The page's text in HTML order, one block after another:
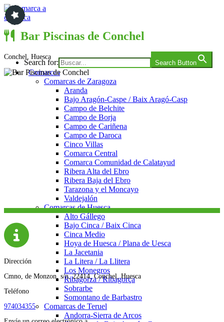
Saltar
al
contenido
Comarca a comarca
Search for: Search Button
Comarcas
Comarcas de Zaragoza
Aranda
Bajo Aragón-Caspe / Baix Aragó-Casp
Campo de Belchite
Campo de Borja
Campo de Cariñena
Campo de Daroca
Cinco Villas
Comarca Central
Comarca Comunidad de Calatayud
Ribera Alta del Ebro
Ribera Baja del Ebro
Tarazona y el Moncayo
Valdejalón
Comarcas de Huesca
Alto Gállego
Bajo Cinca / Baix Cinca
Cinca Medio
Hoya de Huesca / Plana de Uesca
La Jacetania
La Litera / La Llitera
Los Monegros
Ribagorza / Ribagorça
Sobrarbe
Somontano de Barbastro
Comarcas de Teruel
Andorra-Sierra de Arcos
Bar Piscinas de Conchel
Conchel, Huesca
Dirección
Cmno, de Monzon, s/n, 22414, Conchel, Huesca
Teléfono
974034355